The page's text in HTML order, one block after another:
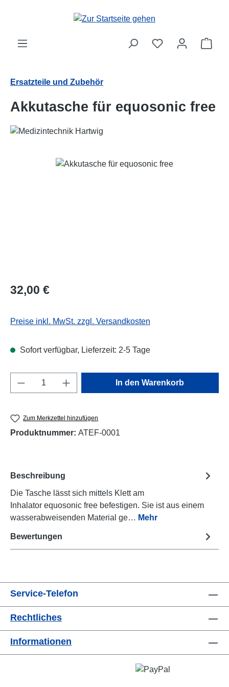
Zum Hauptinhalt springen
Ersatzteile und Zubehör
Akkutasche für equosonic free
Bildergalerie überspringen
Regulärer Preis:
32,00 €
Preise inkl. MwSt. zzgl. Versandkosten
Sofort verfügbar, Lieferzeit: 2-5 Tage
Produkt Anzahl: Gib den gewünschten
In den Warenkorb
Zum Merkzettel hinzufügen
Produktnummer: ATEF-0001
Beschreibung
Die Tasche lässt sich mittels Klett am
Inhalator equosonic free befestigen. Sie ist aus einem
wasserabweisenden Material ge… Mehr
Bewertungen
Service-Telefon
Rechtliches
Informationen